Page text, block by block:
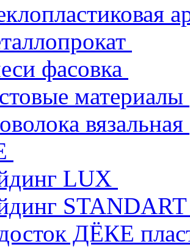
фасовка
материалы
вязальная
LUX
ДЁКЕ